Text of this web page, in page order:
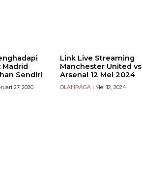
Madrid
Sendiri
27, 2020
Link Live Streaming
Manchester United vs
Arsenal 12 Mei 2024
OLAHRAGA | Mei 12, 2024